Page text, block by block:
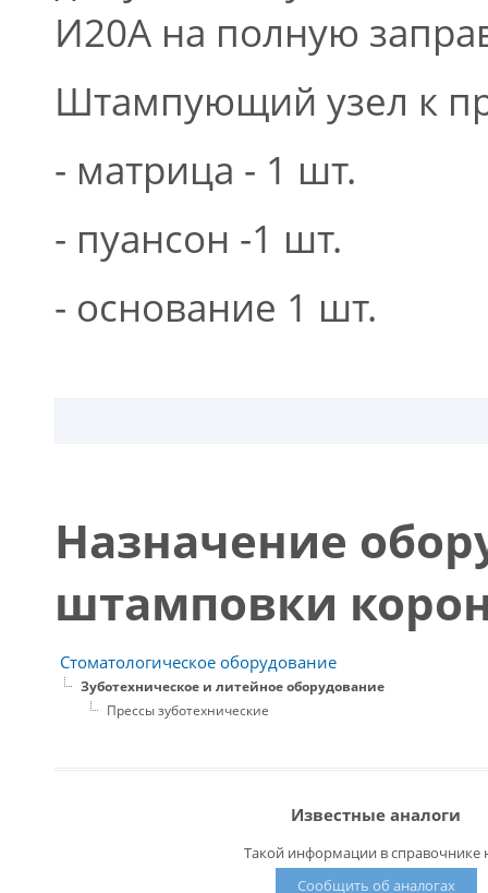
И20А на полную
Штампующий узел к
- матрица - 1 шт.
- пуансон -1 шт.
- основание 1 шт.
Назначение
штамповки
Стоматологическое оборудование
Зуботехническое и литейное оборудование
Прессы зуботехнические
Известные аналоги
Такой информации в справочнике
Сообщить об аналогах